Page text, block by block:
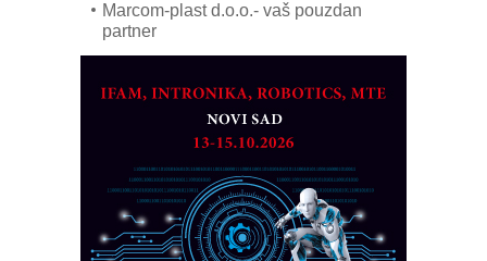
Marcom-plast d.o.o.- vaš pouzdan
partner
obradu!
Razvoj asortimanskog pravca MINI-
PLC AKYTEC
AUKOM: Svetski standard metrologije
dostupan u Srbiji
MOTOMAN – NEXT-Robotika vođena
veštačkom inteligencijom